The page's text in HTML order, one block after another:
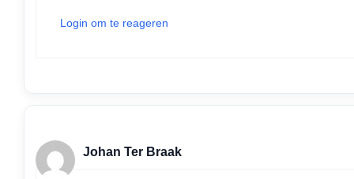
Login om te reageren
Johan Ter Braak